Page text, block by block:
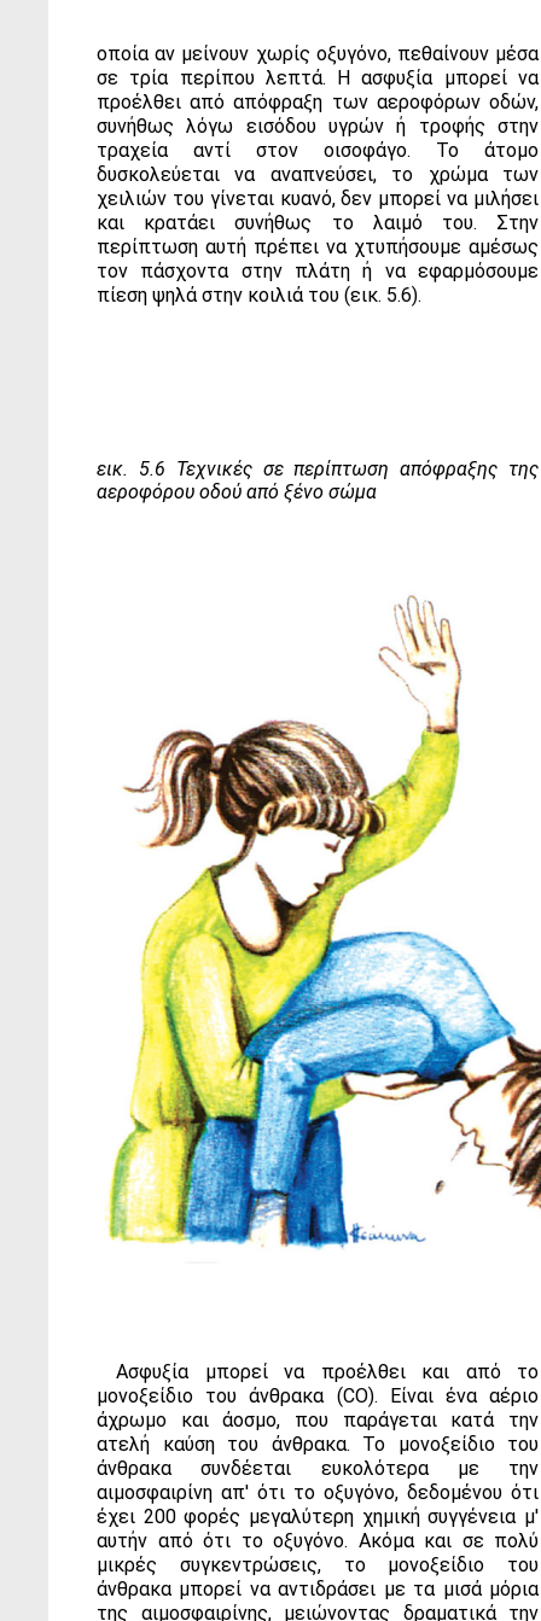
οποία αν μείνουν χωρίς οξυγόνο, πεθαίνουν μέσα
σε τρία περίπου λεπτά. Η ασφυξία μπορεί να
προέλθει από απόφραξη των αεροφόρων οδών,
συνήθως λόγω εισόδου υγρών ή τροφής στην
τραχεία αντί στον οισοφάγο. Το άτομο
δυσκολεύεται να αναπνεύσει, το χρώμα των
χειλιών του γίνεται κυανό, δεν μπορεί να μιλήσει
και κρατάει συνήθως το λαιμό του. Στην
περίπτωση αυτή πρέπει να χτυπήσουμε αμέσως
τον πάσχοντα στην πλάτη ή να εφαρμόσουμε
πίεση ψηλά στην κοιλιά του (εικ. 5.6).
εικ. 5.6 Τεχνικές σε περίπτωση απόφραξης της
αεροφόρου οδού από ξένο σώμα
Ασφυξία μπορεί να προέλθει και από το
μονοξείδιο του άνθρακα (CO). Είναι ένα αέριο
άχρωμο και άοσμο, που παράγεται κατά την
ατελή καύση του άνθρακα. Το μονοξείδιο του
άνθρακα συνδέεται ευκολότερα με την
αιμοσφαιρίνη απ' ότι το οξυγόνο, δεδομένου ότι
έχει 200 φορές μεγαλύτερη χημική συγγένεια μ'
αυτήν από ότι το οξυγόνο. Ακόμα και σε πολύ
μικρές συγκεντρώσεις, το μονοξείδιο του
άνθρακα μπορεί να αντιδράσει με τα μισά μόρια
της αιμοσφαιρίνης, μειώνοντας δραματικά την